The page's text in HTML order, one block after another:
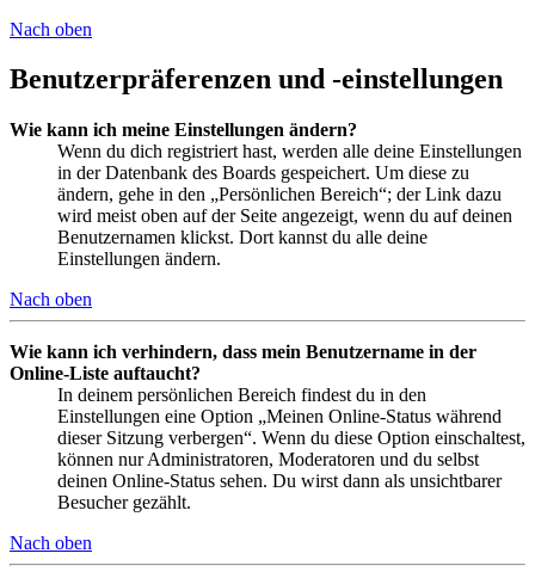
Nach oben
Benutzerpräferenzen und -einstellungen
Wie kann ich meine Einstellungen ändern?
Wenn du dich registriert hast, werden alle deine Einstellungen
in der Datenbank des Boards gespeichert. Um diese zu
ändern, gehe in den „Persönlichen Bereich“; der Link dazu
wird meist oben auf der Seite angezeigt, wenn du auf deinen
Benutzernamen klickst. Dort kannst du alle deine
Einstellungen ändern.
Nach oben
Wie kann ich verhindern, dass mein Benutzername in der
Online-Liste auftaucht?
In deinem persönlichen Bereich findest du in den
Einstellungen eine Option „Meinen Online-Status während
dieser Sitzung verbergen“. Wenn du diese Option einschaltest,
können nur Administratoren, Moderatoren und du selbst
deinen Online-Status sehen. Du wirst dann als unsichtbarer
Besucher gezählt.
Nach oben